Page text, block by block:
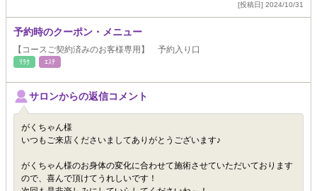
[投稿日] 2024/10/31
予約時のクーポン・メニュー
【コースご契約済みのお客様専用】 予約入り口
ﾘﾗｸ ｴｽﾃ
サロンからの返信コメント
がくちゃん様
いつもご来店くださいましてありがとうございます♪
がくちゃん様のお身体の変化に合わせて施術させていただいております
ので、喜んで頂けてうれしいです！